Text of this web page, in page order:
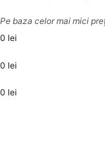
Pe baza celor mai mici
0 lei
0 lei
0 lei